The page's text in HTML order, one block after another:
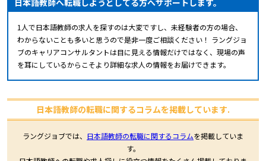
1人で日本語教師の求人を探すのは大変ですし、未経験者の方の場合、
わからないことも多いと思うので是非一度ご相談ください！ ラングジョ
ブのキャリアコンサルタントは目に見える情報だけではなく、現場の声
を耳にしているからこそより詳細な求人の情報をお届けできます。
日本語教師の転職に関するコラムを掲載しています.
ラングジョブでは、 日本語教師の転職に関するコラムを掲載していま
す。